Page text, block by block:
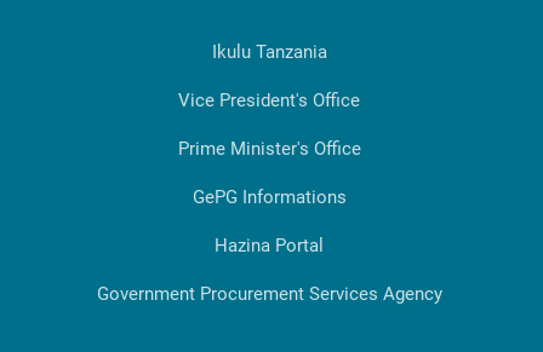
Ikulu Tanzania
Vice President's Office
Prime Minister's Office
GePG Informations
Hazina Portal
Government Procurement Services Agency